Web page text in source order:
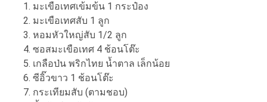
มะเขือเทศเข้มข้น 1 กระป๋อง
มะเขือเทศสับ 1 ลูก
หอมหัวใหญ่สับ 1/2 ลูก
ซอสมะเขือเทศ 4 ช้อนโต๊ะ
เกลือป่น พริกไทย น้ำตาล เล็กน้อย
ซีอิ๊วขาว 1 ช้อนโต๊ะ
กระเทียมสับ (ตามชอบ)